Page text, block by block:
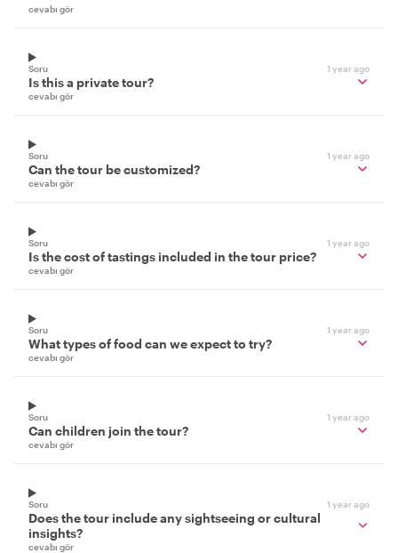
cevabı gör
Soru 1 year ago
Is this a private tour?
cevabı gör
Soru 1 year ago
Can the tour be customized?
cevabı gör
Soru 1 year ago
Is the cost of tastings included in the tour price?
cevabı gör
Soru 1 year ago
What types of food can we expect to try?
cevabı gör
Soru 1 year ago
Can children join the tour?
cevabı gör
Soru 1 year ago
Does the tour include any sightseeing or cultural
insights?
cevabı gör